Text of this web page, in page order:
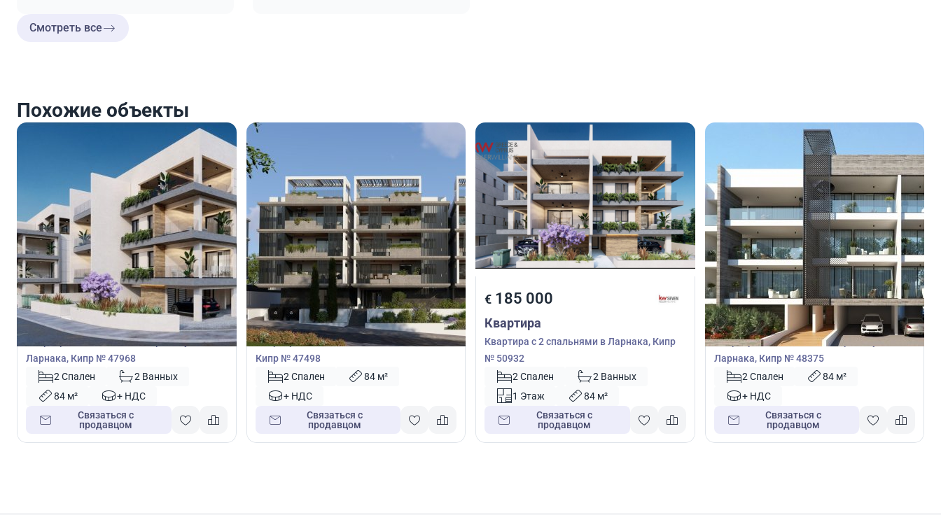
Смотреть все
Похожие объекты
€190 000
Квартира
Квартира с 2 спальнями в Арадипу,
Ларнака, Кипр № 47968
2 Спален
2 Ванных
84 м²
+ НДС
Связаться с
продавцом
198 000
Квартира
Квартира с 2 спальнями в Лация, Никосия,
Кипр № 47498
2 Спален
84 м²
+ НДС
Связаться с
продавцом
€ 185 000
Квартира
Квартира с 2 спальнями в Ларнака, Кипр
№ 50932
2 Спален
2 Ванных
1 Этаж
84 м²
Связаться с
продавцом
€205 000
Квартира
Квартира с 2 спальнями в Арадипу,
Ларнака, Кипр № 48375
2 Спален
84 м²
+ НДС
Связаться с
продавцом